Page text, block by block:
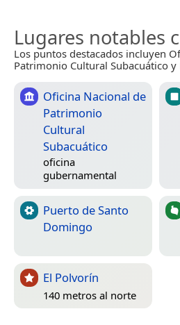
Lugares notables
Los puntos destacados incluyen
Patrimonio Cultural Subacuático y
Oficina Nacional de
Patrimonio
Cultural
Subacuático
oficina
gubernamental
Puerto de Santo
Domingo
El Polvorín
140 metros al norte